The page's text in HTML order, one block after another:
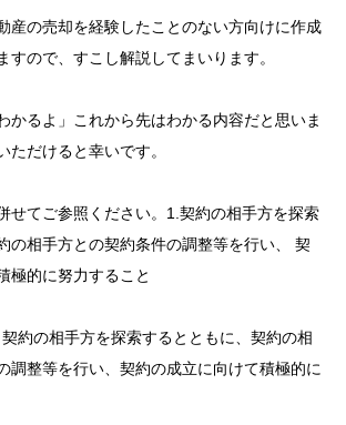
産の売却を経験したことのない方向けに作成
すので、すこし解説してまいります。
かるよ」これから先はわかる内容だと思いま
ただけると幸いです。
せてご参照ください。1.契約の相手方を探索
の相手方との契約条件の調整等を行い、 契
極的に努力すること
約の相手方を探索するとともに、契約の相
調整等を行い、契約の成立に向けて積極的に